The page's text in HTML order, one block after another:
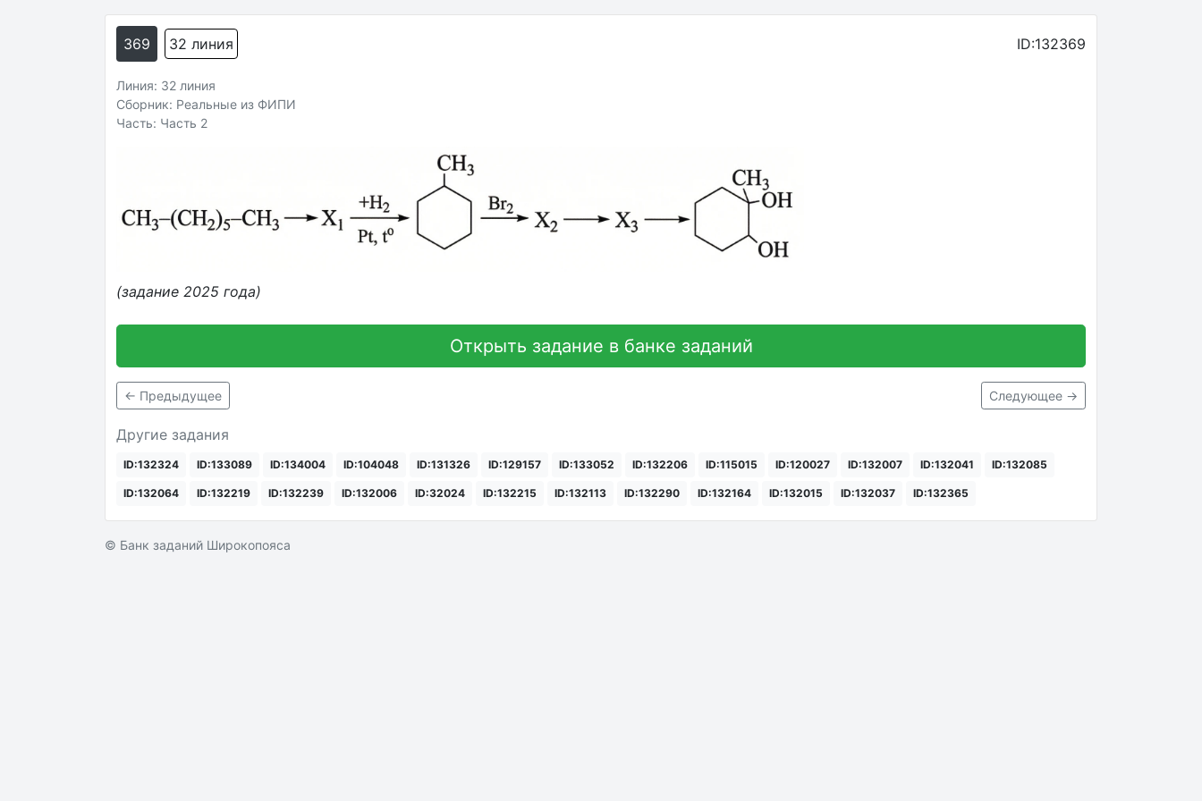
369 32 линия ID:132369
Линия: 32 линия
Сборник: Реальные из ФИПИ
Часть: Часть 2
(задание 2025 года)
Открыть задание в банке заданий
← Предыдущее Следующее →
Другие задания
ID:132324 ID:133089 ID:134004 ID:104048 ID:131326 ID:129157 ID:133052 ID:132206 ID:115015 ID:120027 ID:132007 ID:132041 ID:132085
ID:132064 ID:132219 ID:132239 ID:132006 ID:32024 ID:132215 ID:132113 ID:132290 ID:132164 ID:132015 ID:132037 ID:132365
© Банк заданий Широкопояса